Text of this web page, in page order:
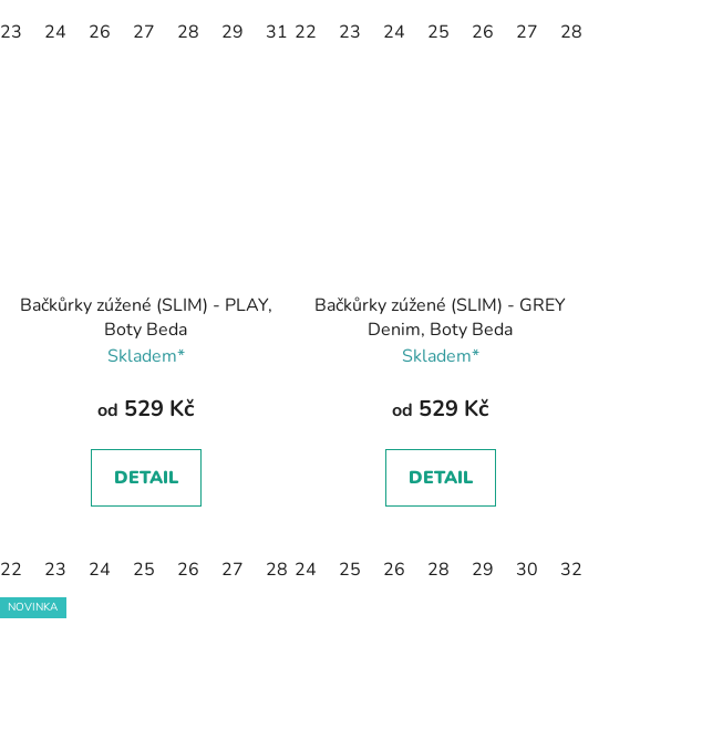
23 24 26 27 28 29 31 32
22 23 24 25 26 27 28
Bačkůrky zúžené (SLIM) - PLAY,
Boty Beda
Skladem*
od 529 Kč
DETAIL
22 23 24 25 26 27 28 30 31 32
Bačkůrky zúžené (SLIM) - GREY
Denim, Boty Beda
Skladem*
od 529 Kč
DETAIL
24 25 26 28 29 30 32
NOVINKA